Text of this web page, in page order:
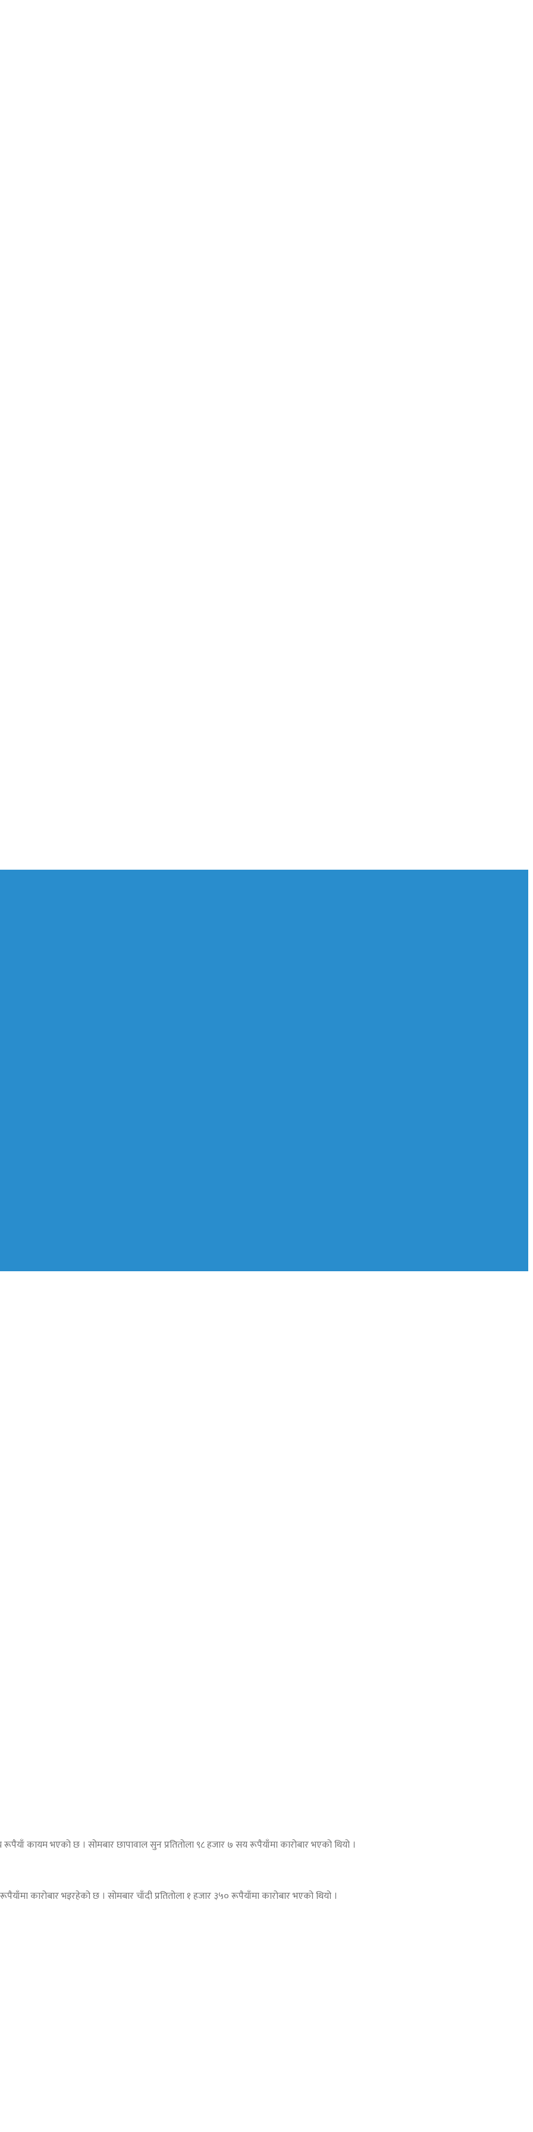
कायम भएको छ । सोमबार छापावाल सुन प्रतितोला ९८ हजार ७ सय रूपैयाँमा कारोबार भएको थियो ।
कारोबार भइरहेको छ । सोमबार चाँदी प्रतितोला १ हजार ३५० रूपैयाँमा कारोबार भएको थियो ।